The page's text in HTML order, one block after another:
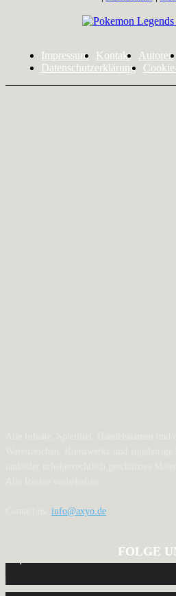
Impressum Kontakt Autoren
Datenschutzerklärung
info@axyo.de
FOLGE
440 Follower